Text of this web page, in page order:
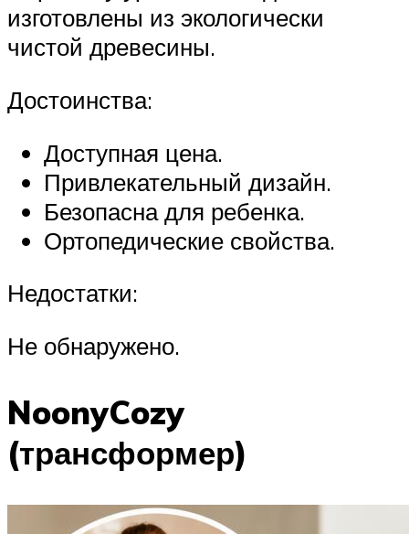
изготовлены из экологически
чистой древесины.
Достоинства:
Доступная цена.
Привлекательный дизайн.
Безопасна для ребенка.
Ортопедические свойства.
Недостатки:
Не обнаружено.
NoonyCozy
(трансформер)